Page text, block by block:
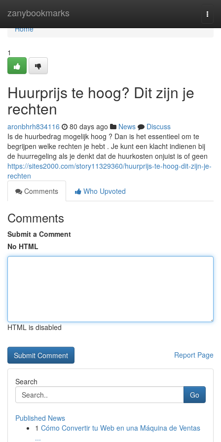
zanybookmarks
Home
Home
1
Huurprijs te hoog? Dit zijn je
rechten
aronbhrh834116 80 days ago News
Discuss
Is de huurbedrag mogelijk hoog ? Dan is het essentieel om te
begrijpen welke rechten je hebt . Je kunt een klacht indienen bij
de huurregeling als je denkt dat de huurkosten onjuist is of geen
https://sites2000.com/story11329360/huurprijs-te-hoog-dit-zijn-je-
rechten
Comments
Who Upvoted
Comments
Submit a Comment
No HTML
HTML is disabled
Report Page
Search
Go
Published News
1 Cómo Convertir tu Web en una Máquina de Ventas
...